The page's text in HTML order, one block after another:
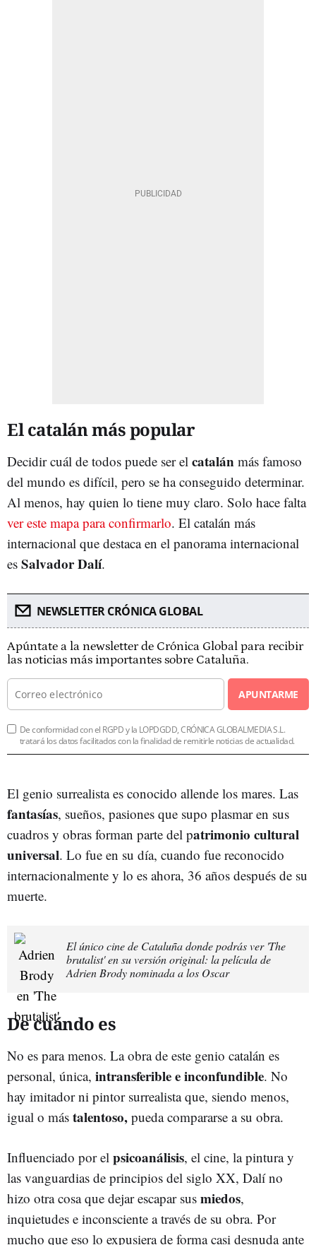
El catalán más popular
Decidir cuál de todos puede ser el catalán más famoso
del mundo es difícil, pero se ha conseguido determinar.
Al menos, hay quien lo tiene muy claro. Solo hace falta
ver este mapa para confirmarlo. El catalán más
internacional que destaca en el panorama internacional
es Salvador Dalí.
NEWSLETTER CRÓNICA GLOBAL
Apúntate a la newsletter de Crónica Global para recibir
las noticias más importantes sobre Cataluña.
APUNTARME
De conformidad con el RGPD y la LOPDGDD, CRÓNICA GLOBALMEDIA S.L.
tratará los datos facilitados con la finalidad de remitirle noticias de actualidad.
El genio surrealista es conocido allende los mares. Las
fantasías, sueños, pasiones que supo plasmar en sus
cuadros y obras forman parte del patrimonio cultural
universal. Lo fue en su día, cuando fue reconocido
internacionalmente y lo es ahora, 36 años después de su
muerte.
El único cine de Cataluña donde podrás ver 'The
brutalist' en su versión original: la película de
Adrien Brody nominada a los Oscar
De cuándo es
No es para menos. La obra de este genio catalán es
personal, única, intransferible e inconfundible. No
hay imitador ni pintor surrealista que, siendo menos,
igual o más talentoso, pueda compararse a su obra.
Influenciado por el psicoanálisis, el cine, la pintura y
las vanguardias de principios del siglo XX, Dalí no
hizo otra cosa que dejar escapar sus miedos,
inquietudes e inconsciente a través de su obra. Por
mucho que eso lo expusiera de forma casi desnuda ante